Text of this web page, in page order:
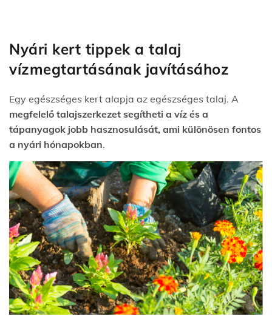
Nyári kert tippek a talaj
vízmegtartásának javításához
Egy egészséges kert alapja az egészséges talaj. A
megfelelő talajszerkezet segítheti a víz és a
tápanyagok jobb hasznosulását, ami különösen fontos
a nyári hónapokban.